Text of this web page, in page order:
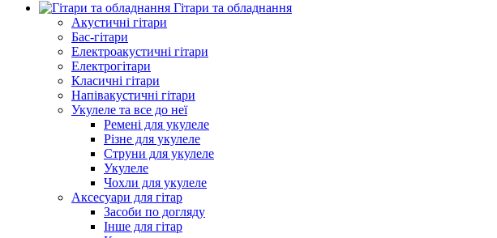
Гітари та обладнання
Акустичні гітари
Бас-гітари
Електроакустичні гітари
Електрогітари
Класичні гітари
Напівакустичні гітари
Укулеле та все до неї
Ремені для укулеле
Різне для укулеле
Струни для укулеле
Укулеле
Чохли для укулеле
Аксесуари для гітар
Засоби по догляду
Інше для гітар